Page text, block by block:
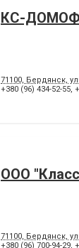
КС-
71100, Бердянск,
+380 (96) 434-52-55,
ООО
71100, Бердянск,
+380 (96) 700-94-29,